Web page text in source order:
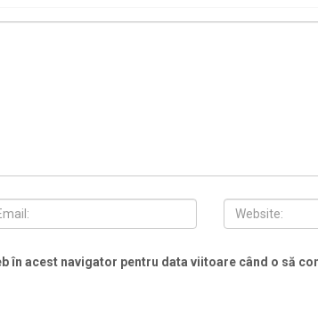
în acest navigator pentru data viitoare când o să